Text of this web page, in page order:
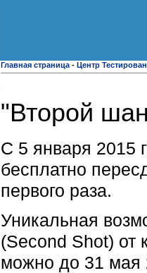
Главная страница - Центр
"Второй
С 5 января 2015
бесплатно
первого раза.
Уникальная
(Second Shot) от
можно до 31 мая